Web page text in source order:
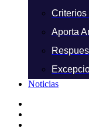
Criterios
Aporta
Noticias